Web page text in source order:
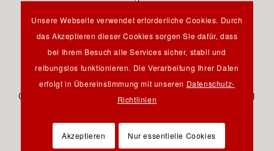
Hauptstraße 12B - 85232 Bergkirchen OT Günding -
Germany - Tel.: +49 8131 61 46 590 - Fax: +49 8131 61
Unsere Webseite verwendet erforderliche Cookies. Durch
das Akzeptieren dieser Cookies sorgen Sie dafür, dass
bei Ihrem Besuch alle Services sicher, stabil und
reibungslos funktionieren. Die Verarbeitung Ihrer Daten
erfolgt in Übereinstimmung mit unseren Datenschutz-
Richtlinien
Akzeptieren Nur essentielle Cookies